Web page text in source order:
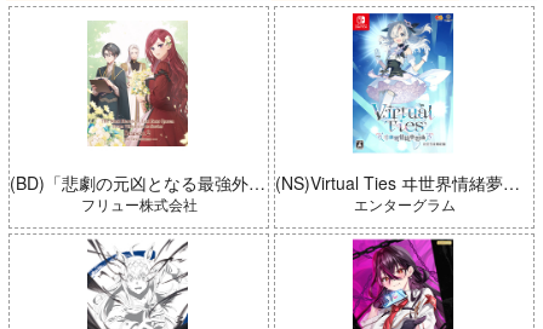
(BD)「悲劇の元凶となる最強外道ラスボス女王は民の為に尽くします。 Season2」BD-BOX 上巻
フリュー株式会社
(NS)Virtual Ties ヰ世界情緒夢想曲 完全生産限定版
エンターグラム